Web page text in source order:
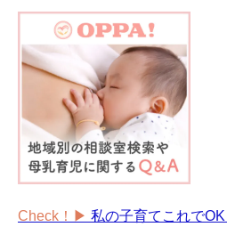
Check！▶︎ 私の子育てこれで